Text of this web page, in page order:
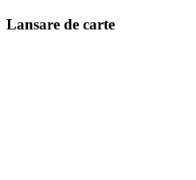
Lansare de carte